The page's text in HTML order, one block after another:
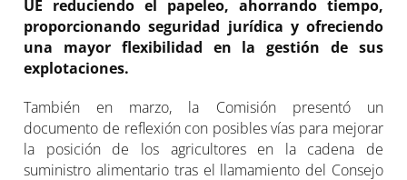
UE reduciendo el papeleo, ahorrando tiempo,
proporcionando seguridad jurídica y ofreciendo
una mayor flexibilidad en la gestión de sus
explotaciones.
También en marzo, la Comisión presentó un
documento de reflexión con posibles vías para mejorar
la posición de los agricultores en la cadena de
suministro alimentario tras el llamamiento del Consejo